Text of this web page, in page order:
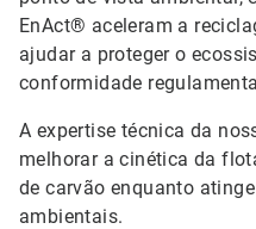
EnAct® aceleram a
ajudar a proteger o
conformidade
A expertise técnica da
melhorar a cinética da
de carvão enquanto
ambientais.